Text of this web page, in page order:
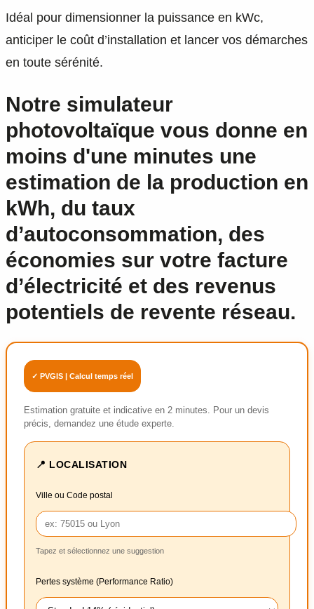
Idéal pour dimensionner la puissance en kWc,
anticiper le coût d’installation et lancer vos démarches
en toute sérénité.
Notre simulateur
photovoltaïque vous donne en
moins d'une minutes une
estimation de la production en
kWh, du taux
d’autoconsommation, des
économies sur votre facture
d’électricité et des revenus
potentiels de revente réseau.
✓ PVGIS | Calcul temps réel
Estimation gratuite et indicative en 2 minutes. Pour un devis
précis, demandez une étude experte.
📍 LOCALISATION
Ville ou Code postal
Tapez et sélectionnez une suggestion
Pertes système (Performance Ratio)